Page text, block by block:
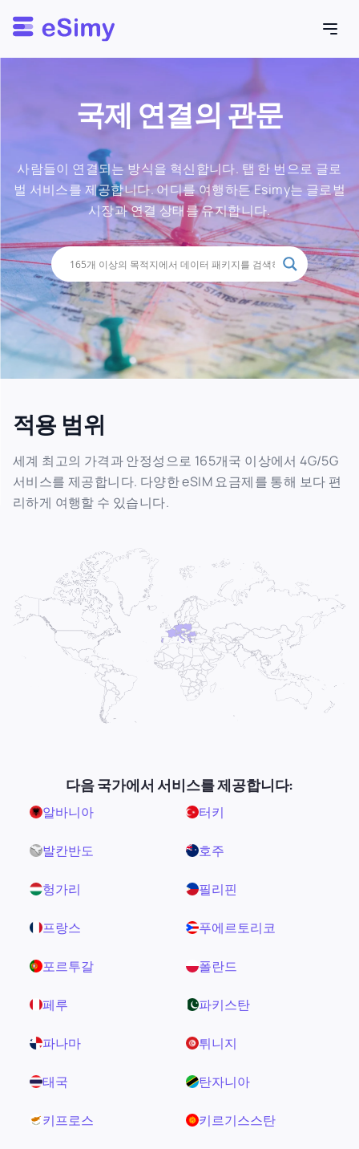
Esimy
국제 연결의 관문
사람들이 연결되는 방식을 혁신합니다. 탭 한 번으로 글로
벌 서비스를 제공합니다. 어디를 여행하든 Esimy는 글로벌
시장과 연결 상태를 유지합니다.
적용 범위
세계 최고의 가격과 안정성으로 165개국 이상에서 4G/5G
서비스를 제공합니다. 다양한 eSIM 요금제를 통해 보다 편
리하게 여행할 수 있습니다.
다음 국가에서 서비스를 제공합니다:
알바니아 터키
발칸반도 호주
헝가리 필리핀
프랑스 푸에르토리코
포르투갈 폴란드
페루 파키스탄
파나마 튀니지
태국 탄자니아
키프로스 키르기스스탄